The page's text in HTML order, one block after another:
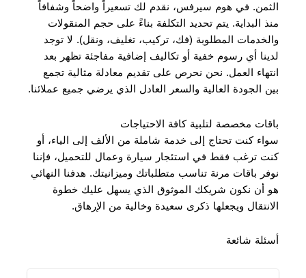
الثمن. في هوم سيرفس، نقدم لك تسعيراً واضحاً وشفافاً
منذ البداية. يتم تحديد التكلفة بناءً على حجم المنقولات
والخدمات المطلوبة (فك، تركيب، تغليف، ونقل). لا توجد
لدينا أي رسوم خفية أو تكاليف إضافية مفاجئة تظهر بعد
انتهاء العمل. نحن نحرص على تقديم معادلة مثالية تجمع
بين الجودة العالية والسعر العادل الذي يرضي جميع عملائنا.
باقات مخصصة لتلبية كافة الاحتياجات
سواء كنت تحتاج إلى خدمة شاملة من الألف إلى الياء، أو
كنت ترغب فقط في استئجار سيارة وعمال للتحميل، فإننا
نوفر باقات مرنة تناسب متطلباتك وميزانيتك. هدفنا النهائي
هو أن نكون شريكك الموثوق الذي يسهل عليك خطوة
الانتقال ويجعلها ذكرى سعيدة وخالية من الإرهاق.
أسئلة شائعة